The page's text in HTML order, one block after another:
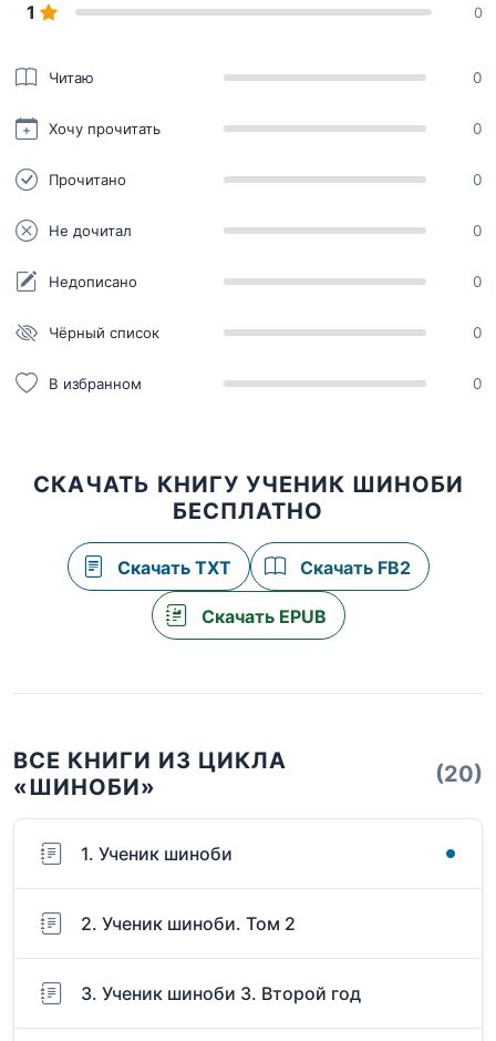
1 0
Читаю 0
Хочу прочитать 0
Прочитано 0
Не дочитал 0
Недописано 0
Чёрный список 0
В избранном 0
СКАЧАТЬ КНИГУ УЧЕНИК ШИНОБИ
БЕСПЛАТНО
Скачать TXT Скачать FB2
Скачать EPUB
ВСЕ КНИГИ ИЗ ЦИКЛА
«ШИНОБИ»
(20)
1. Ученик шиноби
2. Ученик шиноби. Том 2
3. Ученик шиноби 3. Второй год